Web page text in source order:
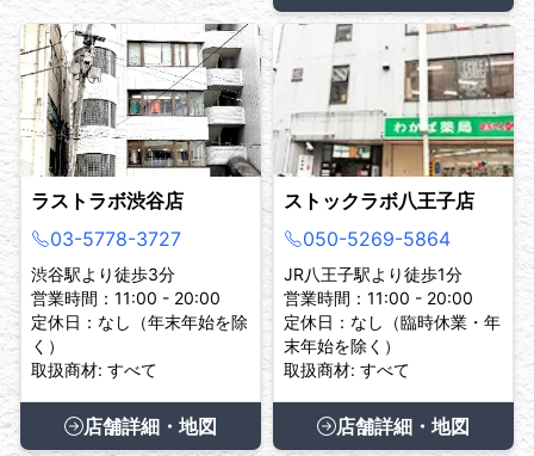
ラストラボ渋谷店
03-5778-3727
渋谷駅より徒歩3分
営業時間：11:00 - 20:00
定休日：なし（年末年始を除
く）
取扱商材: すべて
店舗詳細・地図
ストックラボ八王子店
050-5269-5864
JR八王子駅より徒歩1分
営業時間：11:00 - 20:00
定休日：なし（臨時休業・年
末年始を除く）
取扱商材: すべて
店舗詳細・地図